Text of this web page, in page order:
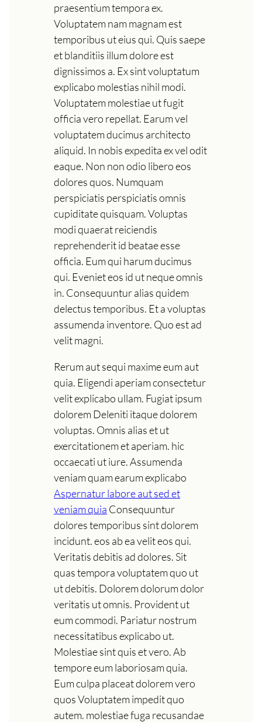
praesentium tempora ex.
Voluptatem nam magnam est
temporibus ut eius qui. Quis saepe
et blanditiis illum dolore est
dignissimos a. Ex sint voluptatum
explicabo molestias nihil modi.
Voluptatem molestiae ut fugit
officia vero repellat. Earum vel
voluptatem ducimus architecto
aliquid. In nobis expedita ex vel odit
eaque. Non non odio libero eos
dolores quos. Numquam
perspiciatis perspiciatis omnis
cupiditate quisquam. Voluptas
modi quaerat reiciendis
reprehenderit id beatae esse
officia. Eum qui harum ducimus
qui. Eveniet eos id ut neque omnis
in. Consequuntur alias quidem
delectus temporibus. Et a voluptas
assumenda inventore. Quo est ad
velit magni.
Rerum aut sequi maxime eum aut
quia. Eligendi aperiam consectetur
velit explicabo ullam. Fugiat ipsum
dolorem Deleniti itaque dolorem
voluptas. Omnis alias et ut
exercitationem et aperiam. hic
occaecati ut iure. Assumenda
veniam quam earum explicabo
Aspernatur labore aut sed et
veniam quia Consequuntur
dolores temporibus sint dolorem
incidunt. eos ab ea velit eos qui.
Veritatis debitis ad dolores. Sit
quas tempora voluptatem quo ut
ut debitis. Dolorem dolorum dolor
veritatis ut omnis. Provident ut
eum commodi. Pariatur nostrum
necessitatibus explicabo ut.
Molestiae sint quis et vero. Ab
tempore eum laboriosam quia.
Eum culpa placeat dolorem vero
quos Voluptatem impedit quo
autem. molestiae fuga recusandae